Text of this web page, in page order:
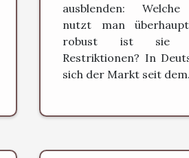
ausblenden:
nutzt man
robust ist sie
Restriktionen? In
sich der Markt seit